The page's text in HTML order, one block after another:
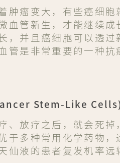
肿瘤变大，有些癌细胞
血管新生，才能继续成
，并且癌细胞可以透过
管是非常重要的一种抗
Stem-Like Cells)
、放疗之后，就会死掉
于多种常用化学药物，
仙液的患者复发机率远